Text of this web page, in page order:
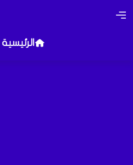
الرئيسية